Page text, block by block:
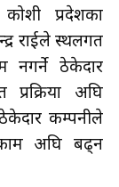
प्रदेशका
राईले स्थलगत
नगर्ने ठेकेदार
अघि
कम्पनीले
अघि बढ्न